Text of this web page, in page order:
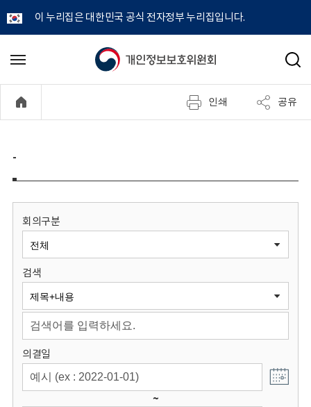
이 누리집은 대한민국 공식 전자정부 누리집입니다.
개
정
보
원
회
메
기
검
인쇄 공유
-
회의구분
검색
의결일
~